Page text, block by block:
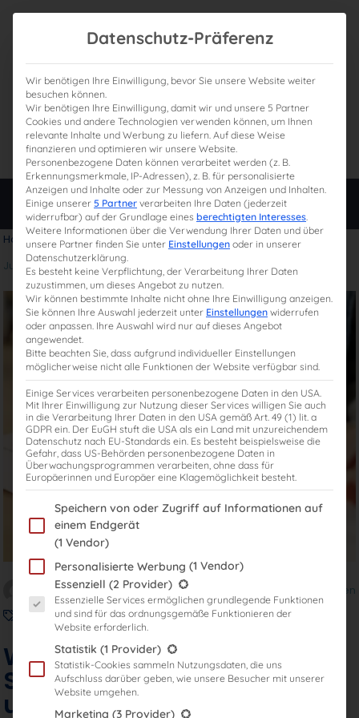
0
Gesamtpreis
0,00 €
Home»Was ist erlaubt im Steuerberaterexamen?
Juli 23, 2024
Verfasst vonDr. Jörg Lindemer
Zu weiteren Blogbeiträgen
Hilfsmittel,Steuerberaterexamen
Was ist erlaubt im
Steuerberaterexamen? Ein
umfassender Leitfaden für
Datenschutz-Präferenz
Wir benötigen Ihre Einwilligung, bevor Sie unsere Website weiter
besuchen können.
Wir benötigen Ihre Einwilligung, damit wir und unsere 5 Partner
Cookies und andere Technologien verwenden können, um Ihnen
relevante Inhalte und Werbung zu liefern. Auf diese Weise
finanzieren und optimieren wir unsere Website.
Personenbezogene Daten können verarbeitet werden (z. B.
Erkennungsmerkmale, IP-Adressen), z. B. für personalisierte
Anzeigen und Inhalte oder zur Messung von Anzeigen und Inhalten.
Einige unserer 5 Partner verarbeiten Ihre Daten (jederzeit
widerrufbar) auf der Grundlage eines berechtigten Interesses.
Weitere Informationen über die Verwendung Ihrer Daten und über
unsere Partner finden Sie unter Einstellungen oder in unserer
Datenschutzerklärung.
Es besteht keine Verpflichtung, der Verarbeitung Ihrer Daten
zuzustimmen, um dieses Angebot zu nutzen.
Wir können bestimmte Inhalte nicht ohne Ihre Einwilligung anzeigen.
Sie können Ihre Auswahl jederzeit unter Einstellungen widerrufen
oder anpassen. Ihre Auswahl wird nur auf dieses Angebot
angewendet.
Bitte beachten Sie, dass aufgrund individueller Einstellungen
möglicherweise nicht alle Funktionen der Website verfügbar sind.
Einige Services verarbeiten personenbezogene Daten in den USA.
Mit Ihrer Einwilligung zur Nutzung dieser Services willigen Sie auch
in die Verarbeitung Ihrer Daten in den USA gemäß Art. 49 (1) lit. a
GDPR ein. Der EuGH stuft die USA als ein Land mit unzureichendem
Datenschutz nach EU-Standards ein. Es besteht beispielsweise die
Gefahr, dass US-Behörden personenbezogene Daten in
Überwachungsprogrammen verarbeiten, ohne dass für
Europäerinnen und Europäer eine Klagemöglichkeit besteht.
Im Folgenden finden Sie eine Liste der Zwecke des IAB
Speichern von oder Zugriff auf Informationen auf
einem Endgerät
(1 Vendor)
Personalisierte Werbung (1 Vendor)
Es folgt eine Liste der Service-Gruppen, für die eine Einwilligung
Essenziell (2 Provider)
Essenzielle Services ermöglichen grundlegende Funktionen
und sind für das ordnungsgemäße Funktionieren der
Website erforderlich.
Statistik (1 Provider)
Statistik-Cookies sammeln Nutzungsdaten, die uns
Aufschluss darüber geben, wie unsere Besucher mit unserer
Website umgehen.
Marketing (3 Provider)